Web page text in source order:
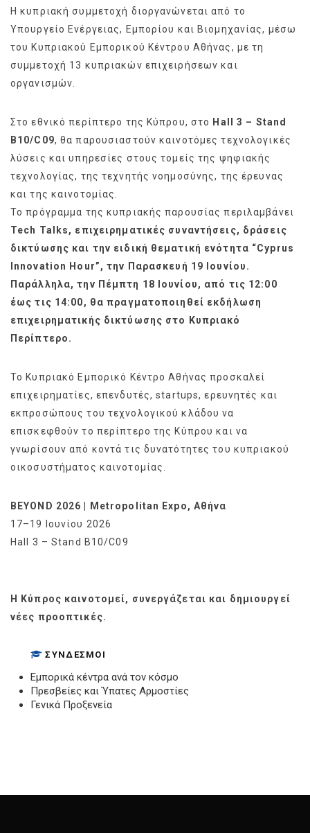
Η κυπριακή συμμετοχή διοργανώνεται από το
Υπουργείο Ενέργειας, Εμπορίου και Βιομηχανίας, μέσω
του Κυπριακού Εμπορικού Κέντρου Αθήνας, με τη
συμμετοχή 13 κυπριακών επιχειρήσεων και
οργανισμών.
Στο εθνικό περίπτερο της Κύπρου, στο Hall 3 – Stand
B10/C09, θα παρουσιαστούν καινοτόμες τεχνολογικές
λύσεις και υπηρεσίες στους τομείς της ψηφιακής
τεχνολογίας, της τεχνητής νοημοσύνης, της έρευνας
και της καινοτομίας.
Το πρόγραμμα της κυπριακής παρουσίας περιλαμβάνει
Tech Talks, επιχειρηματικές συναντήσεις, δράσεις
δικτύωσης και την ειδική θεματική ενότητα “Cyprus
Innovation Hour”, την Παρασκευή 19 Ιουνίου.
Παράλληλα, την Πέμπτη 18 Ιουνίου, από τις 12:00
έως τις 14:00, θα πραγματοποιηθεί εκδήλωση
επιχειρηματικής δικτύωσης στο Κυπριακό
Περίπτερο.
Το Κυπριακό Εμπορικό Κέντρο Αθήνας προσκαλεί
επιχειρηματίες, επενδυτές, startups, ερευνητές και
εκπροσώπους του τεχνολογικού κλάδου να
επισκεφθούν το περίπτερο της Κύπρου και να
γνωρίσουν από κοντά τις δυνατότητες του κυπριακού
οικοσυστήματος καινοτομίας.
BEYOND 2026 | Metropolitan Expo, Αθήνα
17–19 Ιουνίου 2026
Hall 3 – Stand B10/C09
Η Κύπρος καινοτομεί, συνεργάζεται και δημιουργεί
νέες προοπτικές.
ΣΎΝΔΕΣΜΟΙ
Εμπορικά κέντρα ανά τον κόσμο
Πρεσβείες και Ύπατες Αρμοστίες
Γενικά Προξενεία